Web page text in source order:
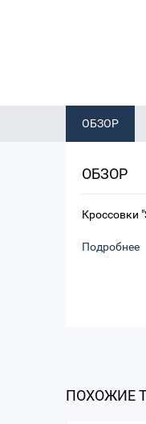
ОБЗОР
ОБЗОР
Кроссовки
Подробнее
ПОХОЖИЕ